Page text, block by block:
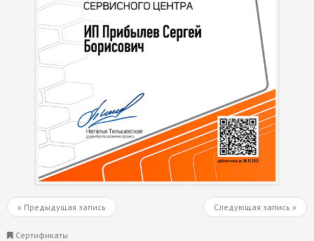
« Предыдущая запись Следующая запись »
Сертификаты